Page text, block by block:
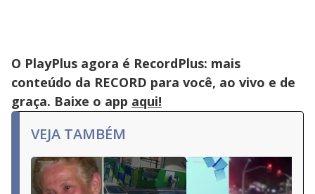
O PlayPlus agora é RecordPlus: mais
conteúdo da RECORD para você, ao vivo e de
graça. Baixe o app aqui!
VEJA TAMBÉM